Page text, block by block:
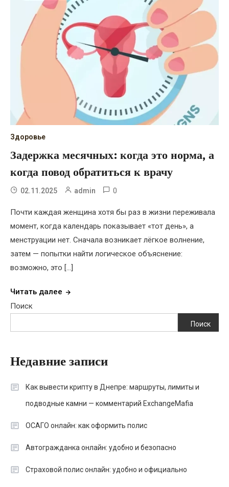
Здоровье
Задержка месячных: когда это норма, а
когда повод обратиться к врачу
02.11.2025 admin 0
Почти каждая женщина хотя бы раз в жизни переживала
момент, когда календарь показывает «тот день», а
менструации нет. Сначала возникает лёгкое волнение,
затем — попытки найти логическое объяснение:
возможно, это […]
Читать далее
Поиск
Поиск
Недавние записи
Как вывести крипту в Днепре: маршруты, лимиты и
подводные камни — комментарий ExchangeMafia
ОСАГО онлайн: как оформить полис
Автогражданка онлайн: удобно и безопасно
Страховой полис онлайн: удобно и официально